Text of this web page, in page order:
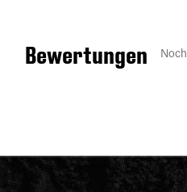
Bewertungen